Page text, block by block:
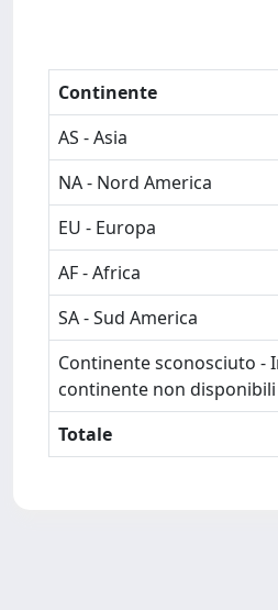
Continente
AS - Asia
NA - Nord America
EU - Europa
AF - Africa
SA - Sud America
Continente sconosciuto -
continente non disponibili
Totale